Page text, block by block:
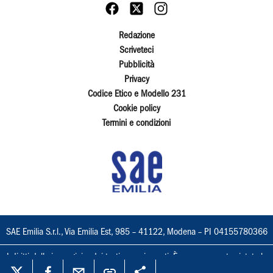
Redazione
Scriveteci
Pubblicità
Privacy
Codice Etico e Modello 231
Cookie policy
Termini e condizioni
SAE Emilia S.r.l., Via Emilia Est, 985 – 41122, Modena – PI 04155780366
I diritti delle immagini e dei testi sono riservati. È espressamente vietata la